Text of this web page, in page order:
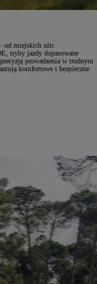
od miejskich ulic
tryby jazdy dopasowane
prowadzenia w trudnym
komfortowe i bezpieczne